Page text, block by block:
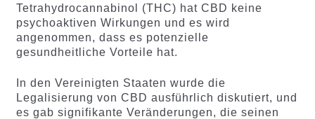
Tetrahydrocannabinol (THC) hat CBD keine
psychoaktiven Wirkungen und es wird
angenommen, dass es potenzielle
gesundheitliche Vorteile hat.
In den Vereinigten Staaten wurde die
Legalisierung von CBD ausführlich diskutiert, und
es gab signifikante Veränderungen, die seinen